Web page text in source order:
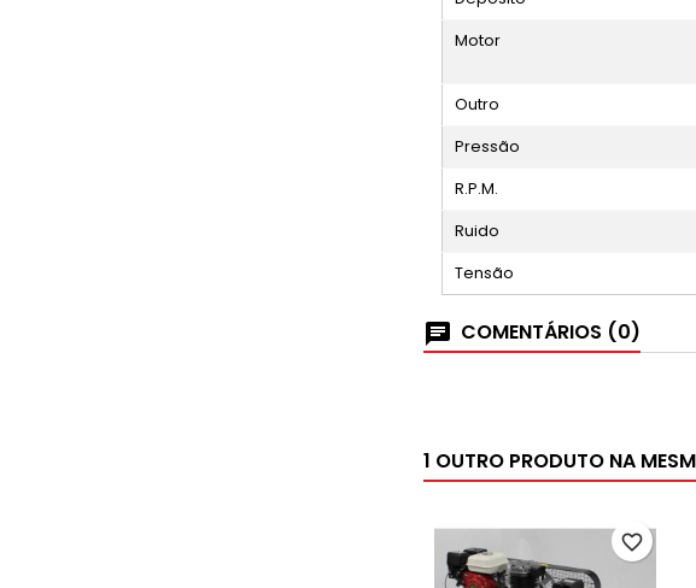
Motor
Outro
Pressão
R.P.M.
Ruido
Tensão
COMENTÁRIOS (0)
1 OUTRO PRODUTO NA
favorite_border